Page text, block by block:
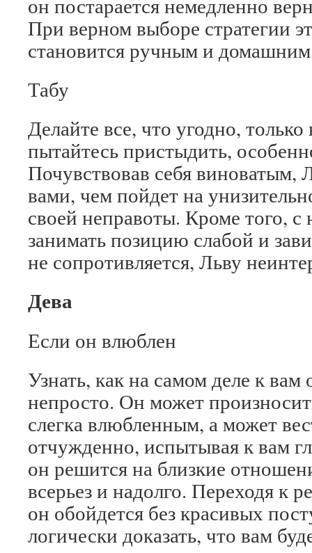
он постарается немедленно
При верном выборе стратегии
становится ручным и
Табу
Делайте все, что угодно,
пытайтесь пристыдить,
Почувствовав себя виноватым,
вами, чем пойдет на
своей неправоты. Кроме того, с
занимать позицию слабой и
не сопротивляется, Льву
Дева
Если он влюблен
Узнать, как на самом деле к вам
непросто. Он может
слегка влюбленным, а может
отчужденно, испытывая к вам
он решится на близкие
всерьез и надолго. Переходя к
он обойдется без красивых
логически доказать, что вам